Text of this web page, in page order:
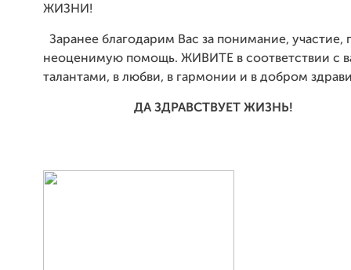
ЖИЗНИ!
Заранее благодарим Вас за понимание, участие,
неоценимую помощь. ЖИВИТЕ в соответствии с
талантами, в любви, в гармонии и в добром
ДА ЗДРАВСТВУЕТ ЖИЗНЬ!